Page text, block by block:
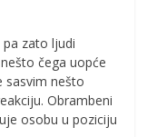
zato ljudi
čega uopće
sasvim nešto
Obrambeni
osobu u poziciju